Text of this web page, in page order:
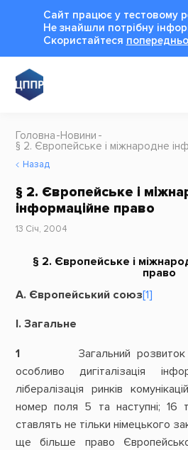
Сайт працює у тестовому
Не знайшли потрібну
Cкористайтеся
Головна Новини
§ 2. Європейське і міжнародне
Назад
§ 2. Європейське і
інформаційне право
13 Січ, 2004
§ 2. Європейське і
право
А. Європейський союз[1]
І. Загальне
1Загальний розвиток
особливо дигіталізація
лібералізація ринків
номер поля 5 та наступні; 16
ставлять не тільки німецького
ще більше право